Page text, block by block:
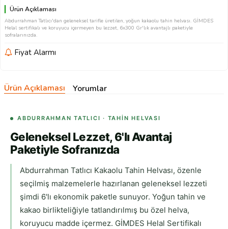
Ürün Açıklaması
Abdurrahman Tatlıcı'dan geleneksel tarifle üretilen, yoğun kakaolu tahin helvası. GİMDES
Helal sertifikalı ve koruyucu içermeyen bu lezzet, 6x300 Gr'lık avantajlı paketiyle
sofralarınızda.
Fiyat Alarmı
Ürün Açıklaması Yorumlar
ABDURRAHMAN TATLICI · TAHIN HELVASI
Geleneksel Lezzet, 6'lı Avantaj
Paketiyle Sofranızda
Abdurrahman Tatlıcı Kakaolu Tahin Helvası, özenle
seçilmiş malzemelerle hazırlanan geleneksel lezzeti
şimdi 6'lı ekonomik paketle sunuyor. Yoğun tahin ve
kakao birlikteliğiyle tatlandırılmış bu özel helva,
koruyucu madde içermez. GİMDES Helal Sertifikalı